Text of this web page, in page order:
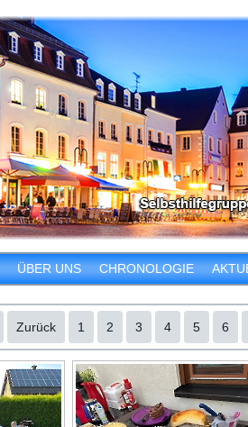
ÜBER UNS CHRONOLOGIE
Zurück 1 2 3 4 5 6